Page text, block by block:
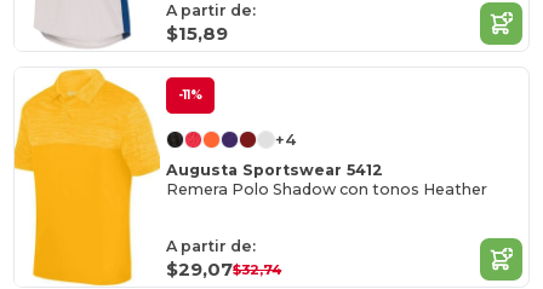
A partir de:
$15,89
-11%
+4
Augusta Sportswear 5412
Remera Polo Shadow con tonos Heather
A partir de:
$29,07$32,74